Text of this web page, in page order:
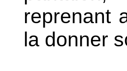
reprenant
la donner